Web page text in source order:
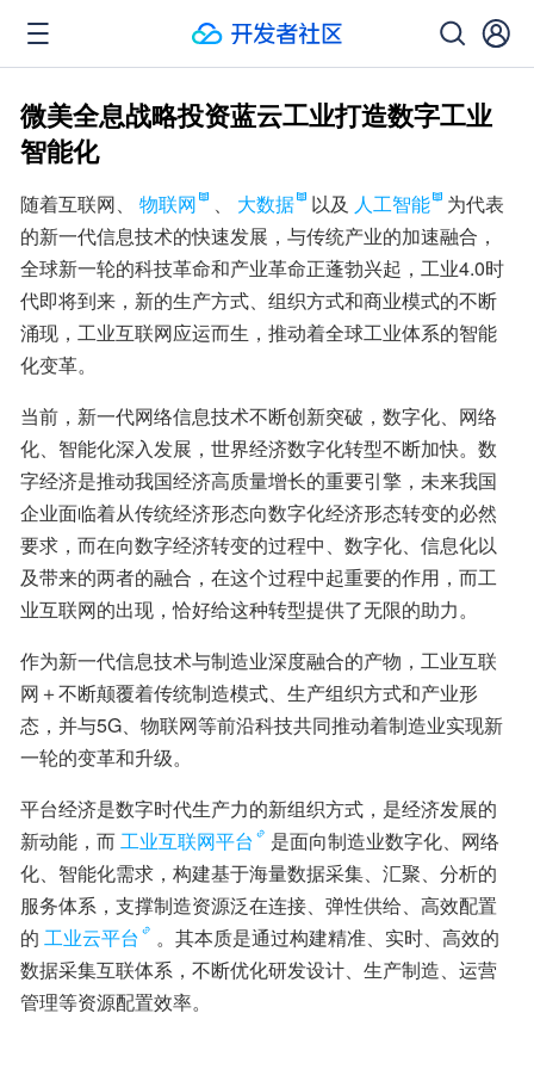
微美全息战略投资蓝云工业打造数字工业
智能化
随着互联网、 物联网 、 大数据 以及 人工智能
为代表
的新一代信息技术的快速发展，与传统产业的加速融合，
全球新一轮的科技革命和产业革命正蓬勃兴起，工业4.0时
代即将到来，新的生产方式、组织方式和商业模式的不断
涌现，工业互联网应运而生，推动着全球工业体系的智能
化变革。
当前，新一代网络信息技术不断创新突破，数字化、网络
化、智能化深入发展，世界经济数字化转型不断加快。数
字经济是推动我国经济高质量增长的重要引擎，未来我国
企业面临着从传统经济形态向数字化经济形态转变的必然
要求，而在向数字经济转变的过程中、数字化、信息化以
及带来的两者的融合，在这个过程中起重要的作用，而工
业互联网的出现，恰好给这种转型提供了无限的助力。
作为新一代信息技术与制造业深度融合的产物，工业互联
网＋不断颠覆着传统制造模式、生产组织方式和产业形
态，并与5G、物联网等前沿科技共同推动着制造业实现新
一轮的变革和升级。
平台经济是数字时代生产力的新组织方式，是经济发展的
新动能，而工业互联网平台
是面向制造业数字化、网络
化、智能化需求，构建基于海量数据采集、汇聚、分析的
服务体系，支撑制造资源泛在连接、弹性供给、高效配置
的 工业云平台
。其本质是通过构建精准、实时、高效的
数据采集互联体系，不断优化研发设计、生产制造、运营
管理等资源配置效率。